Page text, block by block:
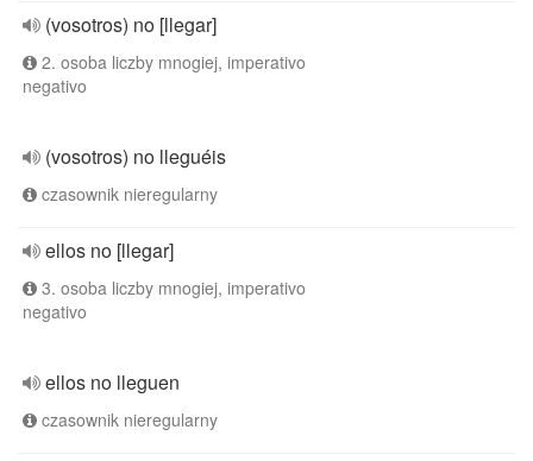
(vosotros) no [llegar]
2. osoba liczby mnogiej, imperativo
negativo
(vosotros) no lleguéis
czasownik nieregularny
ellos no [llegar]
3. osoba liczby mnogiej, imperativo
negativo
ellos no lleguen
czasownik nieregularny